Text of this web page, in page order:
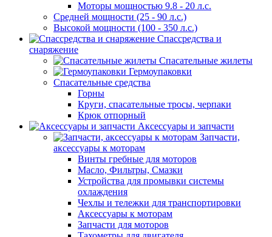
Моторы мощностью 9.8 - 20 л.с.
Средней мощности (25 - 90 л.с.)
Высокой мощности (100 - 350 л.с.)
Спассредства и
снаряжение
Спасательные жилеты
Гермоупаковки
Спасательные средства
Горны
Круги, спасательные тросы, черпаки
Крюк отпорный
Аксессуары и запчасти
Запчасти,
аксессуары к моторам
Винты гребные для моторов
Масло, Фильтры, Смазки
Устройства для промывки системы
охлаждения
Чехлы и тележки для транспортировки
Аксессуары к моторам
Запчасти для моторов